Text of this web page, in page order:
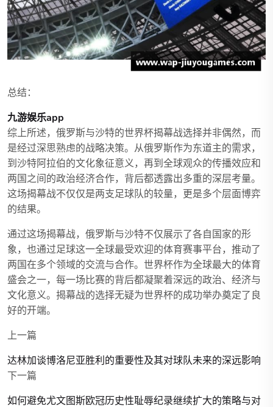
总结：
九游娱乐app
综上所述，俄罗斯与沙特的世界杯揭幕战选择并非偶然，而
是经过深思熟虑的战略决策。从俄罗斯作为东道主的需求，
到沙特阿拉伯的文化象征意义，再到全球观众的传播效应和
两国之间的政治经济合作，背后都透露出多重的深层考量。
这场揭幕战不仅仅是两支足球队的较量，更是多个层面博弈
的结果。
通过这场揭幕战，俄罗斯与沙特不仅展示了各自国家的形
象，也通过足球这一全球最受欢迎的体育赛事平台，推动了
两国在多个领域的交流与合作。世界杯作为全球最大的体育
盛会之一，每一场比赛的背后都凝聚着深远的政治、经济与
文化意义。揭幕战的选择无疑为世界杯的成功举办奠定了良
好的开端。
上一篇
达林加谈博洛尼亚胜利的重要性及其对球队未来的深远影响
下一篇
如何避免尤文图斯欧冠历史性耻辱纪录继续扩大的策略与对